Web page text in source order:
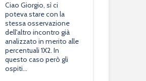
Ciao Giorgio, sì ci
poteva stare con la
stessa osservazione
dell'altro incontro già
analizzato in merito alle
percentuali 1X2. In
questo caso però gli
ospiti…